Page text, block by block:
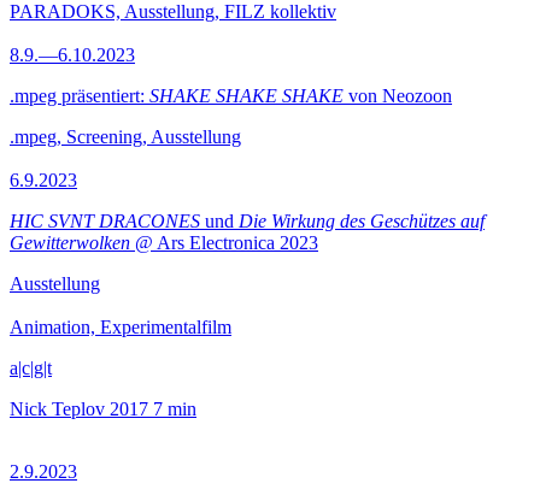
PARADOKS, Ausstellung, FILZ kollektiv
8.9.—6.10.2023
.mpeg präsentiert: SHAKE SHAKE SHAKE von Neozoon
.mpeg, Screening, Ausstellung
6.9.2023
HIC SVNT DRACONES und Die Wirkung des Geschützes auf
Gewitterwolken @ Ars Electronica 2023
Ausstellung
Animation, Experimentalfilm
a|c|g|t
Nick Teplov 2017 7 min
2.9.2023